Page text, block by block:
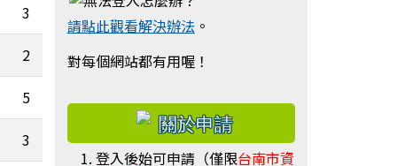
3 1
3.65
2
0
5
3
2.83
請點此觀看解決辦法。
對每個網站都有用喔！
右邊區域內容
登入後始可申請（僅限台南市資